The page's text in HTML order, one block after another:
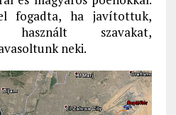
fogadta, ha javítottuk,
szavakat,
neki.